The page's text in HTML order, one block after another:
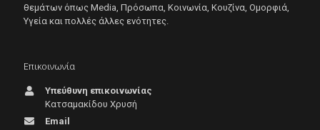
θεμάτων όπως Μedia, Πρόσωπα, Κοινωνία, Κουζίνα, Ομορφιά,
Υγεία και πολλές άλλες ενότητες.
Επικοινωνία
Υπεύθυνη επικοινωνίας
Κατσαμακίδου Χρυσή
Email